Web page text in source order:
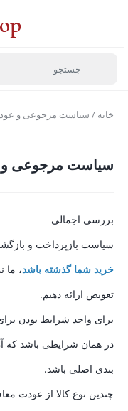
خانه / سیاست مرجوعی و
سیاست مرجوعی
بررسی اجمالی
سیاست بازپرداخت و بازگشت ما 30 روز طول
خرید شما گذشته باشد، ما
تعویض ارائه دهیم.
برای واجد شرایط بودن
در همان شرایطی باشد که
بندی اصلی باشد.
چندین نوع کالا از عودت